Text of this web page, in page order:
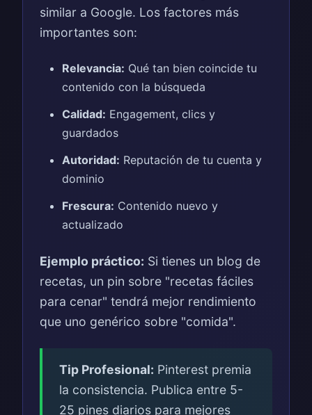
similar a Google. Los factores más
importantes son:
Relevancia: Qué tan bien coincide tu
contenido con la búsqueda
Calidad: Engagement, clics y
guardados
Autoridad: Reputación de tu cuenta y
dominio
Frescura: Contenido nuevo y
actualizado
Ejemplo práctico: Si tienes un blog de
recetas, un pin sobre "recetas fáciles
para cenar" tendrá mejor rendimiento
que uno genérico sobre "comida".
Tip Profesional: Pinterest premia
la consistencia. Publica entre 5-
25 pines diarios para mejores